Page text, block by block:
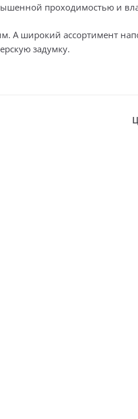
проходимостью и
А широкий ассортимент
задумку.